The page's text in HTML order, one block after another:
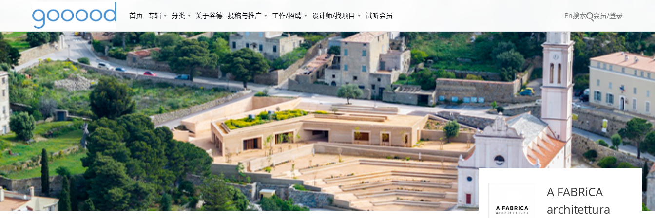
首页 专辑 分类 关于谷德 投稿与推广 工作/招聘 设计师/找项目 试听会员 En搜索 会员/登录
A FABRiCA
architettura